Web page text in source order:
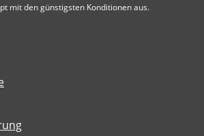
mit den günstigsten Konditionen aus.